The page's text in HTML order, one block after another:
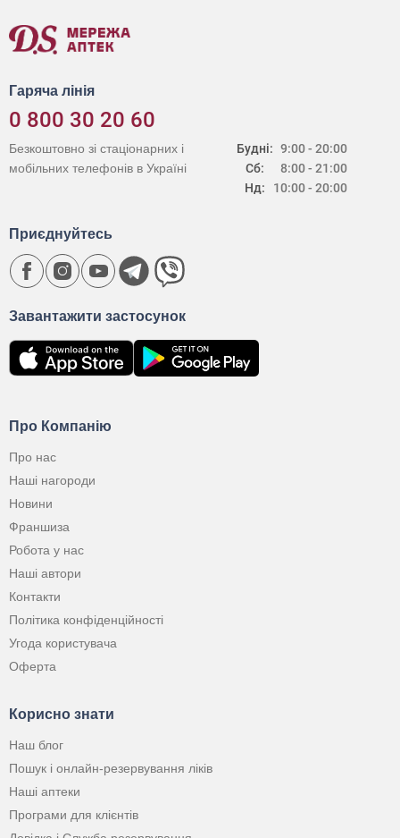
Гаряча лінія
0 800 30 20 60
Будні:
Сб:
Нд:
9:00 - 20:00
8:00 - 21:00
10:00 - 20:00
Безкоштовно зі стаціонарних і
мобільних телефонів в Україні
Про Компанію
Про нас
Наші нагороди
Новини
Франшиза
Робота у нас
Наші автори
Контакти
Політика конфіденційності
Угода користувача
Оферта
Корисно знати
Наш блог
Пошук і онлайн-резервування ліків
Наші аптеки
Програми для клієнтів
Завантажити застосунок
Приєднуйтесь